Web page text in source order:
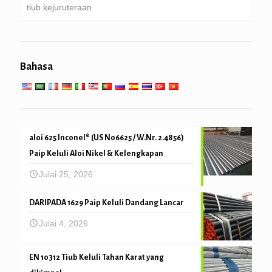
Tergalvani paip
Dandang, Penukar haba aliran selari, condenser &
tiub kejuruteraan
Mekanikal dan ketepatan tiub
Bahasa
aloi 625 Inconel® (US N06625 / W.Nr. 2.4856)
Paip Keluli Aloi Nikel & Kelengkapan
Julai 25, 2026
DARIPADA 1629 Paip Keluli Dandang Lancar
Julai 4, 2026
EN 10312 Tiub Keluli Tahan Karat yang